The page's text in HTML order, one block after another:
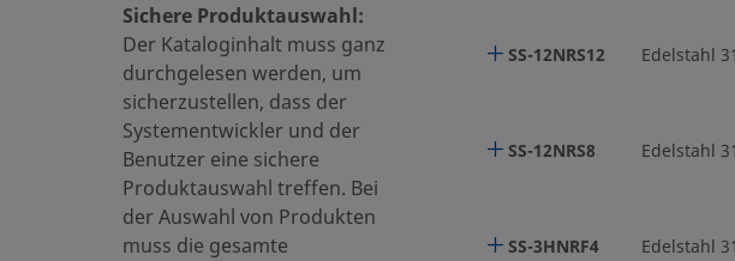
Sichere Produktauswahl:
Der Kataloginhalt muss ganz
durchgelesen werden, um
sicherzustellen, dass der
Systementwickler und der
Benutzer eine sichere
Produktauswahl treffen. Bei
der Auswahl von Produkten
muss die gesamte
SS-3NBS4-BKP-G
SS-3NBS6MM
SS-3NBVCR4
SS-12NRS12 Edelstahl
SS-12NRS8 Edelstahl
SS-3HNRF4 Edelstahl